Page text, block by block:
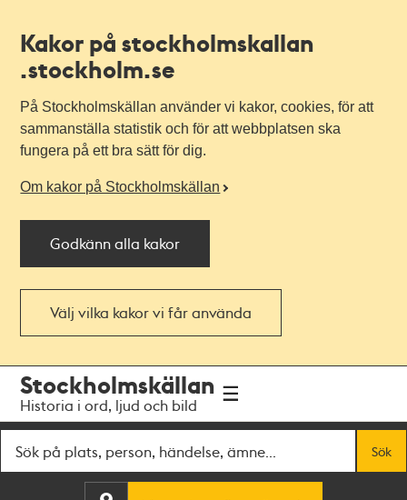
Kakor på stockholmskallan
.stockholm.se
På Stockholmskällan använder vi kakor, cookies, för att
sammanställa statistik och för att webbplatsen ska
fungera på ett bra sätt för dig.
Om kakor på Stockholmskällan
Godkänn alla kakor
Välj vilka kakor vi får använda
navigationen
huvudinnehållet
Stockholmskällan
Historia i ord, ljud och bild
Sök